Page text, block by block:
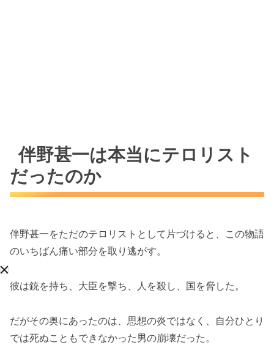
伴野甚一は本当にテロリスト
だったのか
伴野甚一をただのテロリストとして片づけると、この物語
のいちばん痛い部分を取り逃がす。
彼は銃を持ち、大臣を撃ち、人を殺し、国を脅した。
だがその奥にあったのは、思想の炎ではなく、自分ひとり
では死ぬこともできなかった男の崩壊だった。